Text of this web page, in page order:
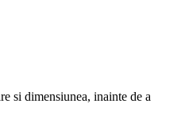
si dimensiunea, inainte de a